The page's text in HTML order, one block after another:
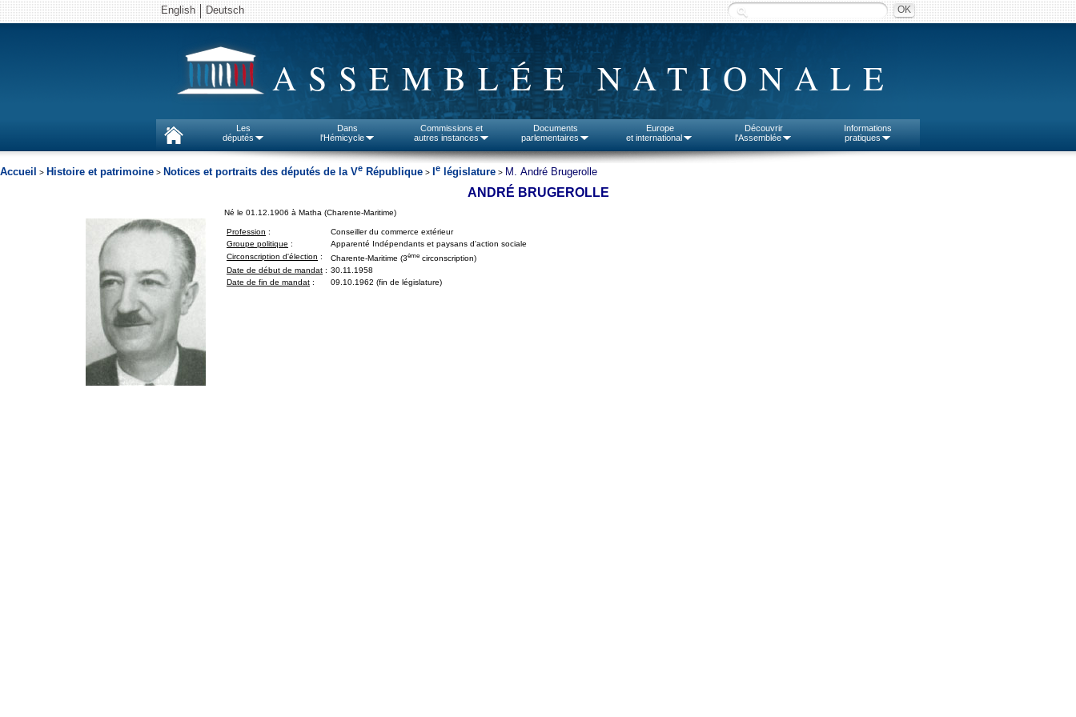
English Deutsch
ASSEMBLÉE NATIONALE
Les
députés
Dans
l'Hémicycle
Commissions et
autres instances
Documents
parlementaires
Europe
et international
Découvrir
l'Assemblée
Informations
pratiques
Accueil > Histoire et patrimoine > Notices et portraits des députés de la Ve République > e législature > M. André Brugerolle
ANDRÉ BRUGEROLLE
Né le 01.12.1906 à Matha (Charente-Maritime)
Profession :
Conseiller du commerce extérieur
Groupe politique :
Apparenté Indépendants et paysans d'action sociale
Circonscription d'élection : Charente-Maritime (3ème circonscription)
Date de début de mandat : 30.11.1958
Date de fin de mandat : 09.10.1962 (fin de législature)